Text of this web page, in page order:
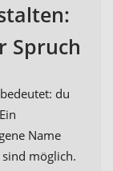
Spruch
du
Name
möglich.